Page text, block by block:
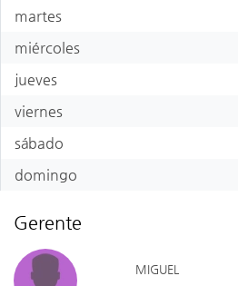
martes
miércoles
jueves
viernes
sábado
domingo
Gerente
MIGUEL